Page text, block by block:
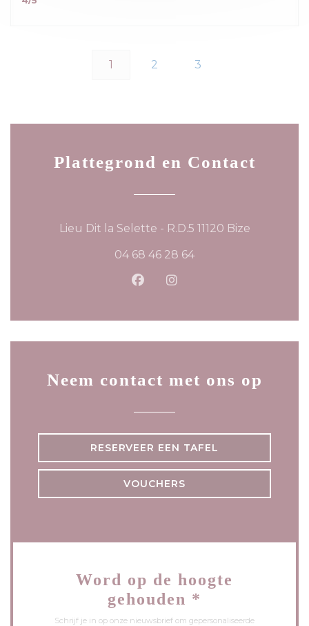
1 2 3
Plattegrond en Contact
Lieu Dit la Selette - R.D.5 11120 Bize((opent in
04 68 46 28 64
Facebook ((opent in een
Instagram ((opent in
Neem contact met ons op
RESERVEER EEN TAFEL
VOUCHERS
Word op de hoogte
gehouden *
Schrijf je in op onze nieuwsbrief om gepersonaliseerde